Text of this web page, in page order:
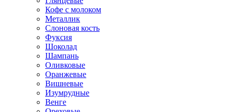
Кофе с молоком
Металлик
Слоновая кость
Фуксия
Шоколад
Шампань
Оливковые
Оранжевые
Вишневые
Изумрудные
Венге